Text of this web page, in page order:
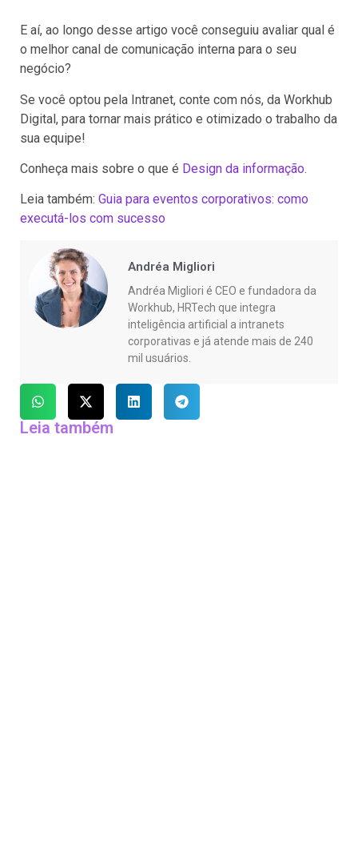
E aí, ao longo desse artigo você conseguiu avaliar qual é
o melhor canal de comunicação interna para o seu
negócio?
Se você optou pela Intranet, conte com nós, da Workhub
Digital, para tornar mais prático e otimizado o trabalho da
sua equipe!
Conheça mais sobre o que é Design da informação.
Leia também: Guia para eventos corporativos: como
executá-los com sucesso
Andréa Migliori
Andréa Migliori é CEO e fundadora da
Workhub, HRTech que integra
inteligência artificial a intranets
corporativas e já atende mais de 240
mil usuários.
Leia também